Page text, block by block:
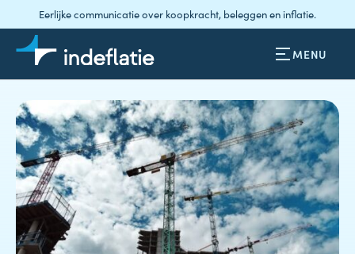
Eerlijke communicatie over koopkracht, beleggen en inflatie.
MENU